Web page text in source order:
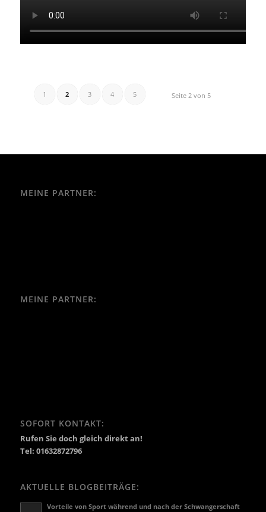
Seite 2 von 5
1 2 3 4 5
MEINE PARTNER:
MEINE PARTNER:
SOFORT KONTAKT:
Rufen Sie doch gleich direkt an!
Tel: 01632872796
AKTUELLE BLOGBEITRÄGE:
Vorteile von Sport während und nach der Schwangerschaft